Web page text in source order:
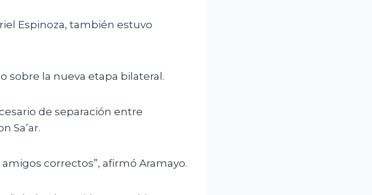
Espinoza, también estuvo
sobre la nueva etapa bilateral.
de separación entre
Sa’ar.
correctos”, afirmó Aramayo.